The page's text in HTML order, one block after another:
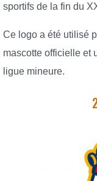
sportifs de la fin du
Ce logo a été utilisé
mascotte officielle et
ligue mineure.